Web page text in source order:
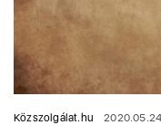
Közszolgálat.hu